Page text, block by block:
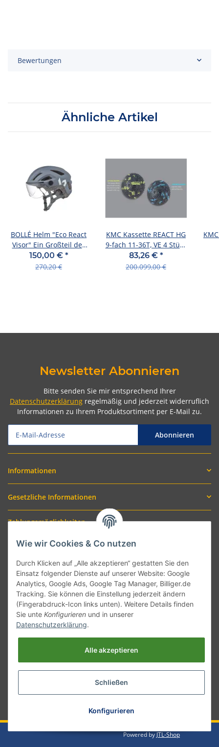
Bewertungen
Ähnliche Artikel
BOLLÉ Helm "Eco React
Visor" Ein Großteil des
Helm matte cool gre
150,00 € *
270,20 €
KMC Kassette REACT HG
9-fach 11-36T, VE 4 Stück
Werkstattpackung
83,26 € *
200.099,00 €
Newsletter Abonnieren
Bitte senden Sie mir entsprechend Ihrer
Datenschutzerklärung regelmäßig und jederzeit widerruflich
Informationen zu Ihrem Produktsortiment per E-Mail zu.
Abonnieren
Informationen
Gesetzliche Informationen
Zahlungsmöglichkeiten
Versand mit
* Alle Preise inkl. gesetzlicher USt., zzgl.Versand
Powered byJTL-Shop
Wie wir Cookies & Co nutzen
Durch Klicken auf „Alle akzeptieren“ gestatten Sie den
Einsatz folgender Dienste auf unserer Website: Google
Analytics, Google Ads, Google Tag Manager, Billiger.de
Tracking. Sie können die Einstellung jederzeit ändern
(Fingerabdruck-Icon links unten). Weitere Details finden
Sie unte Konfigurieren und in unserer
Datenschutzerklärung.
Alle akzeptieren
Schließen
Konfigurieren